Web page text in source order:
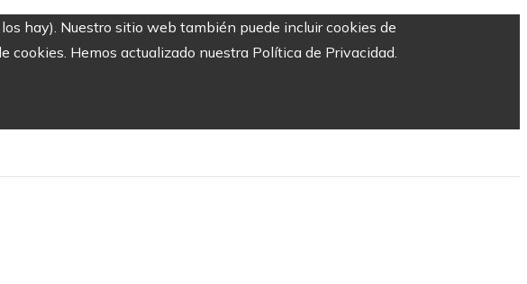
hay). Nuestro sitio web también puede incluir cookies de
cookies. Hemos actualizado nuestra Política de Privacidad.